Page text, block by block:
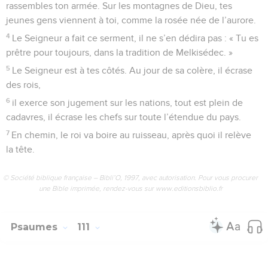
rassembles ton armée. Sur les montagnes de Dieu, tes
jeunes gens viennent à toi, comme la rosée née de l’aurore.
4 Le Seigneur a fait ce serment, il ne s’en dédira pas : « Tu es
prêtre pour toujours, dans la tradition de Melkisédec. »
5 Le Seigneur est à tes côtés. Au jour de sa colère, il écrase
des rois,
6 il exerce son jugement sur les nations, tout est plein de
cadavres, il écrase les chefs sur toute l’étendue du pays.
7 En chemin, le roi va boire au ruisseau, après quoi il relève
la tête.
© Société biblique française – Bibli’O, 1997, avec autorisation. Pour vous procurer
une Bible imprimée, rendez-vous sur www.editionsbiblio.fr
Psaumes 111